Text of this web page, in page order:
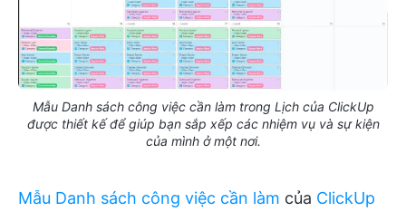
Mẫu Danh sách công việc cần làm trong Lịch của ClickUp
được thiết kế để giúp bạn sắp xếp các nhiệm vụ và sự kiện
của mình ở một nơi.
Mẫu Danh sách công việc cần làm của ClickUp